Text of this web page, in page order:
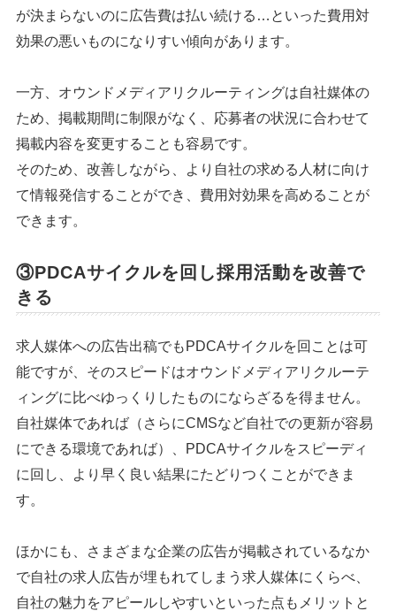
が決まらないのに広告費は払い続ける…といった費用対
効果の悪いものになりすい傾向があります。
一方、オウンドメディアリクルーティングは自社媒体の
ため、掲載期間に制限がなく、応募者の状況に合わせて
掲載内容を変更することも容易です。
そのため、改善しながら、より自社の求める人材に向け
て情報発信することができ、費用対効果を高めることが
できます。
③PDCAサイクルを回し採用活動を改善で
きる
求人媒体への広告出稿でもPDCAサイクルを回ことは可
能ですが、そのスピードはオウンドメディアリクルーテ
ィングに比べゆっくりしたものにならざるを得ません。
自社媒体であれば（さらにCMSなど自社での更新が容易
にできる環境であれば）、PDCAサイクルをスピーディ
に回し、より早く良い結果にたどりつくことができま
す。
ほかにも、さまざまな企業の広告が掲載されているなか
で自社の求人広告が埋もれてしまう求人媒体にくらべ、
自社の魅力をアピールしやすいといった点もメリットと